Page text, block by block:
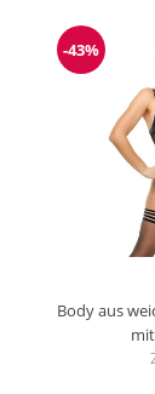
-43%
Body aus